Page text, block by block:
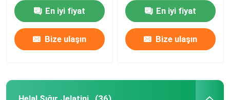
En iyi fiyat
Bize ulaşın
En iyi fiyat
Bize ulaşın